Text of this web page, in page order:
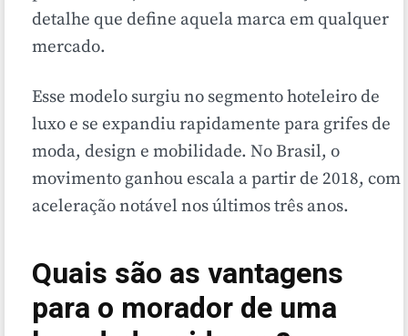
detalhe que define aquela marca em qualquer
mercado.
Esse modelo surgiu no segmento hoteleiro de
luxo e se expandiu rapidamente para grifes de
moda, design e mobilidade. No Brasil, o
movimento ganhou escala a partir de 2018, com
aceleração notável nos últimos três anos.
Quais são as vantagens
para o morador de uma